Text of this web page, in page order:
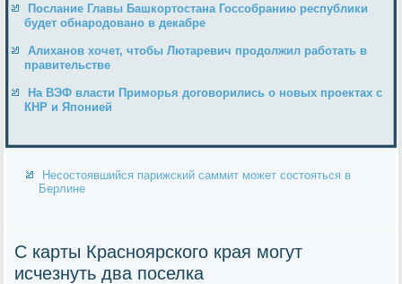
Послание Главы Башкортостана Госсобранию республики
будет обнародовано в декабре
Алиханов хочет, чтобы Лютаревич продолжил работать в
правительстве
На ВЭФ власти Приморья договорились о новых проектах с
КНР и Японией
Несостоявшийся парижский саммит может состояться в
Берлине
С карты Красноярского края могут
исчезнуть два поселка